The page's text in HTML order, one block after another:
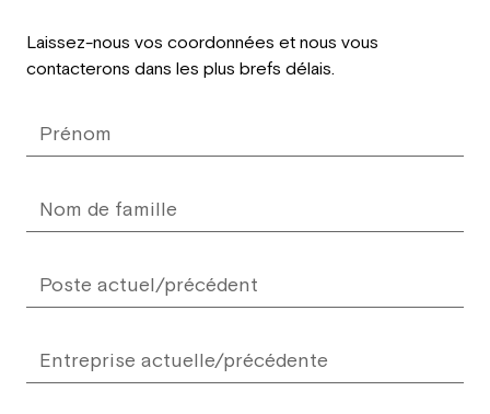
Laissez-nous vos coordonnées et nous vous
contacterons dans les plus brefs délais.